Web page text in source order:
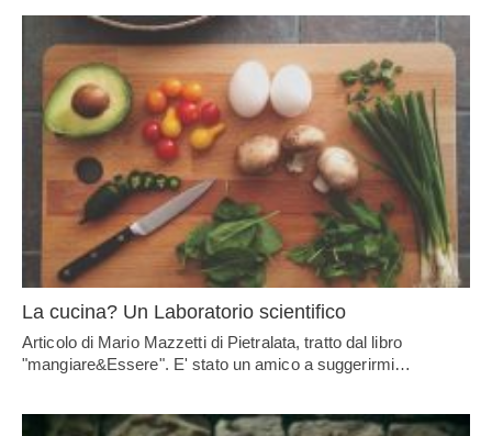
La cucina? Un Laboratorio scientifico
Articolo di Mario Mazzetti di Pietralata, tratto dal libro
"mangiare&Essere". E' stato un amico a suggerirmi…